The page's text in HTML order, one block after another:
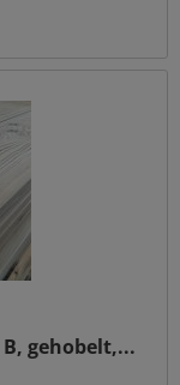
gehobelt,...